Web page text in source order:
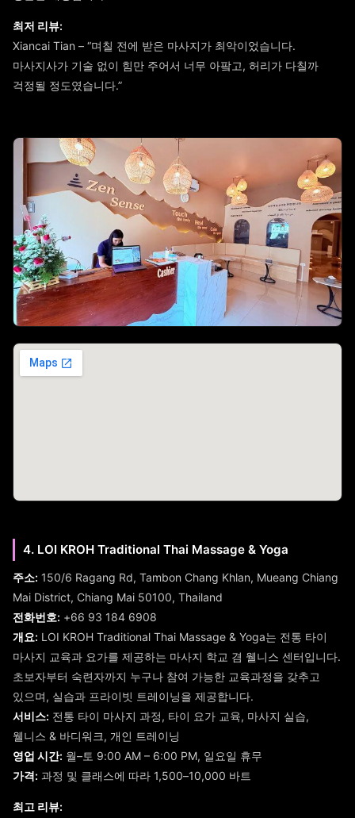
최저 리뷰:
Xiancai Tian – “며칠 전에 받은 마사지가 최악이었습니다.
마사지사가 기술 없이 힘만 주어서 너무 아팤고, 허리가 다칠까
걱정될 정도였습니다.”
4. LOI KROH Traditional Thai Massage & Yoga
주소: 150/6 Ragang Rd, Tambon Chang Khlan, Mueang Chiang
Mai District, Chiang Mai 50100, Thailand
전화번호: +66 93 184 6908
개요: LOI KROH Traditional Thai Massage & Yoga는 전통 타이
마사지 교육과 요가를 제공하는 마사지 학교 겸 웰니스 센터입니다.
초보자부터 숙련자까지 누구나 참여 가능한 교육과정을 갖추고
있으며, 실습과 프라이빗 트레이닝을 제공합니다.
서비스: 전통 타이 마사지 과정, 타이 요가 교육, 마사지 실습,
웰니스 & 바디워크, 개인 트레이닝
영업 시간: 월–토 9:00 AM – 6:00 PM, 일요일 휴무
가격: 과정 및 클래스에 따라 1,500–10,000 바트
최고 리뷰: